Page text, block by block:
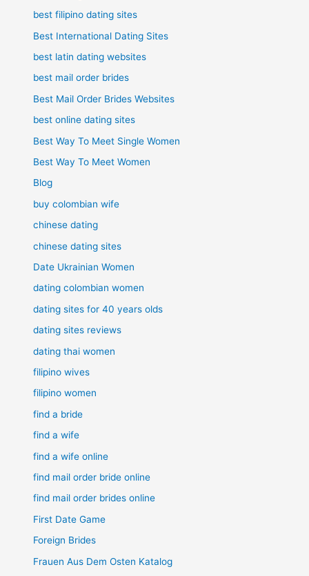
best filipino dating sites
Best International Dating Sites
best latin dating websites
best mail order brides
Best Mail Order Brides Websites
best online dating sites
Best Way To Meet Single Women
Best Way To Meet Women
Blog
buy colombian wife
chinese dating
chinese dating sites
Date Ukrainian Women
dating colombian women
dating sites for 40 years olds
dating sites reviews
dating thai women
filipino wives
filipino women
find a bride
find a wife
find a wife online
find mail order bride online
find mail order brides online
First Date Game
Foreign Brides
Frauen Aus Dem Osten Katalog